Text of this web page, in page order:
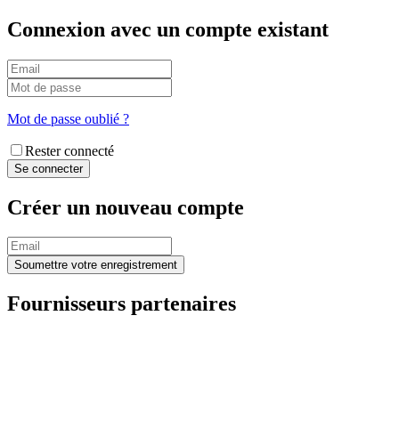
Connexion avec un compte existant
Mot de passe oublié ?
Rester connecté
Créer un nouveau compte
Fournisseurs partenaires